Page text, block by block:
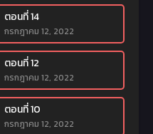
ตอนที่ 14
กรกฎาคม 12, 2022
ตอนที่ 12
กรกฎาคม 12, 2022
ตอนที่ 10
กรกฎาคม 12, 2022